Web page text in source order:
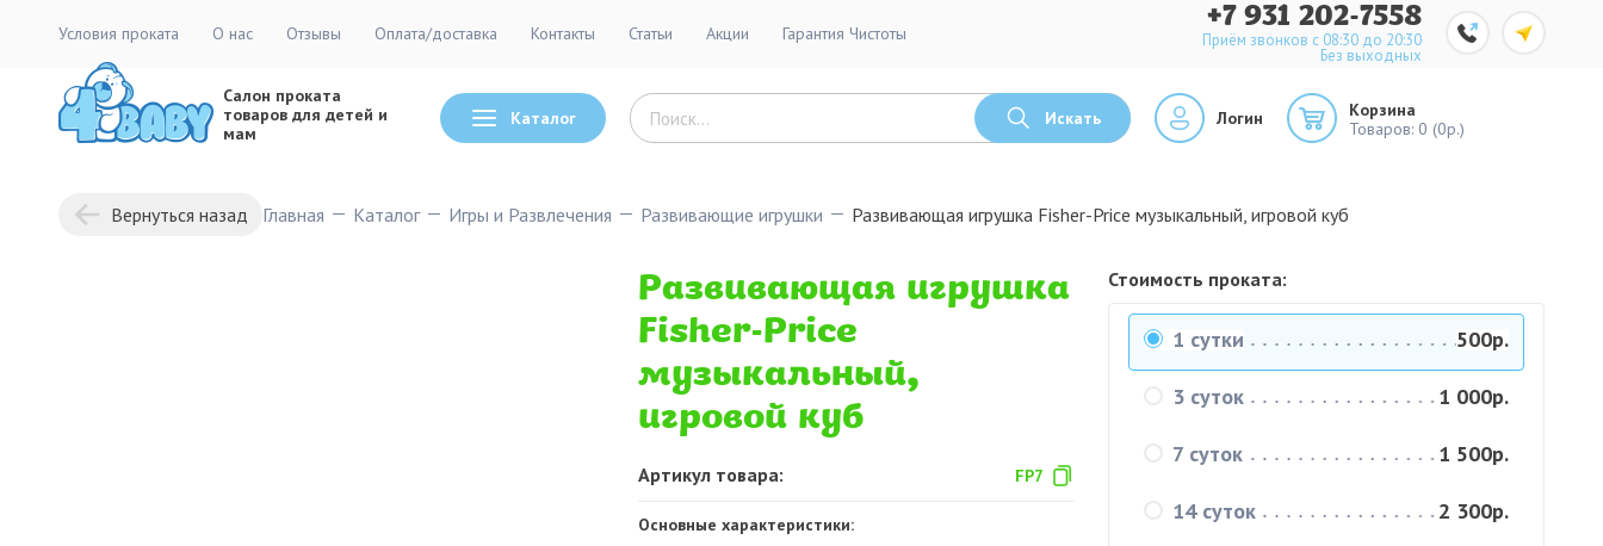
Условия проката О нас Отзывы Оплата/доставка Контакты Статьи Акции Гарантия Чистоты +7 931 202-7558
Приём звонков с 08:30 до 20:30
Без выходных
Салон проката
товаров для детей и
мам
Каталог Искать Логин
Корзина
Товаров: 0 (0р.)
Вернуться назад Главная Каталог Игры и Развлечения Развивающие игрушки Развивающая игрушка Fisher-Price музыкальный, игровой куб
Развивающая игрушка
Fisher-Price
музыкальный,
игровой куб
Артикул товара: FP7
Основные характеристики:
Стоимость проката:
1 сутки 500р.
3 суток 1 000р.
7 суток 1 500р.
14 суток 2 300р.